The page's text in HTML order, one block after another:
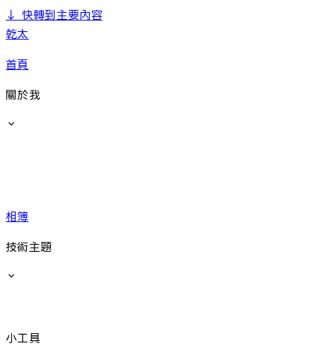
↓快轉到主要內容
乾太
首頁
關於我
相簿
技術主題
小工具